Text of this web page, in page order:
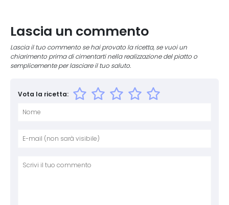
Lascia un commento
Lascia il tuo commento se hai provato la ricetta, se vuoi un
chiarimento prima di cimentarti nella realizzazione del piatto o
semplicemente per lasciare il tuo saluto.
Vota la ricetta: